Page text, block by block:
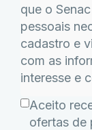
que o
pessoais
cadastro e
com as
interesse e
Aceito
ofertas de